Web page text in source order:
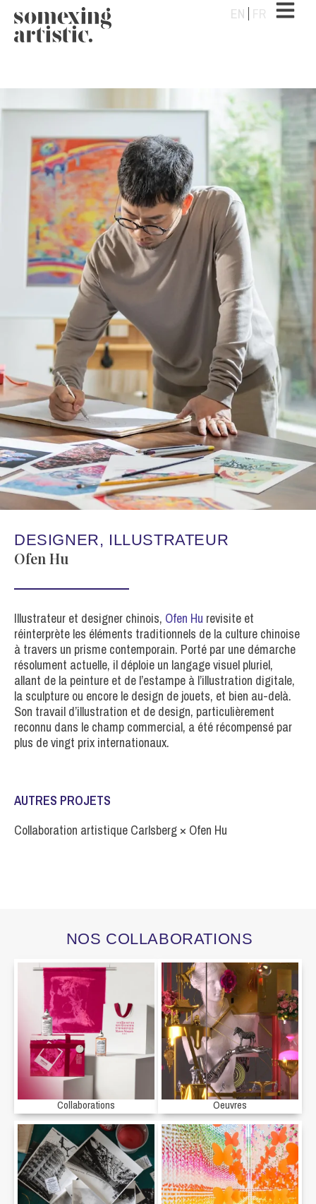
EN FR
DESIGNER, ILLUSTRATEUR
Ofen Hu
Illustrateur et designer chinois, Ofen Hu revisite et
réinterprète les éléments traditionnels de la culture chinoise
à travers un prisme contemporain. Porté par une démarche
résolument actuelle, il déploie un langage visuel pluriel,
allant de la peinture et de l’estampe à l’illustration digitale,
la sculpture ou encore le design de jouets, et bien au-delà.
Son travail d’illustration et de design, particulièrement
reconnu dans le champ commercial, a été récompensé par
plus de vingt prix internationaux.
AUTRES PROJETS
Collaboration artistique Carlsberg × Ofen Hu
NOS COLLABORATIONS
Collaborations Oeuvres